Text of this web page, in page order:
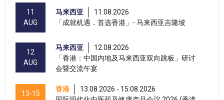
11
AUG
马来西亚
11.08.2026
「成就机遇．首选香港」- 马来西亚吉隆坡
12
AUG
马来西亚
12.08.2026
「香港：中国内地及马来西亚双向跳板」研讨
会暨交流午宴
13-15
香港
13.08.2026 - 15.08.2026